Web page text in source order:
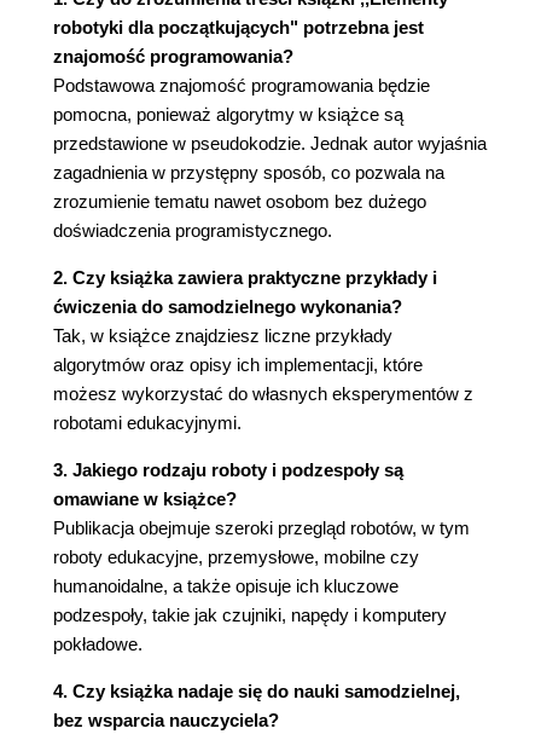
Rozdział 3. Zachowanie reaktywne
3.1. Pojazdy Braitenberga
3.2. Reagowanie na wykrycie obiektu
3.3. Reagowanie i skręcanie
3.4. Podążanie za linią
3.4.1. Podążanie za linią za pomocą dwóch
czujników podłoża
3.4.2. Podążanie za linią za pomocą tylko
jednego czujnika podłoża
3.4.3. Bezgradientowe podążanie za linią
3.5. Prezentacja pojazdów Braitenberga
3.6. Podsumowanie
3.7. Literatura uzupełniająca
Bibliografia
4.1. Maszyny stanowe
4.2. Zachowanie reaktywne sterowane stanem
4.3. Szukaj i podjedź
4.4. Implementacja maszyn stanów skończonych
4.5. Podsumowanie
4.6. Literatura uzupełniająca
Rozdział 5. Ruch robota i odometria
5.1. Droga, prędkość i czas
robotyki dla początkujących" potrzebna jest
znajomość programowania?
Podstawowa znajomość programowania będzie
pomocna, ponieważ algorytmy w książce są
przedstawione w pseudokodzie. Jednak autor wyjaśnia
zagadnienia w przystępny sposób, co pozwala na
zrozumienie tematu nawet osobom bez dużego
doświadczenia programistycznego.
2. Czy książka zawiera praktyczne przykłady i
ćwiczenia do samodzielnego wykonania?
Tak, w książce znajdziesz liczne przykłady
algorytmów oraz opisy ich implementacji, które
możesz wykorzystać do własnych eksperymentów z
robotami edukacyjnymi.
3. Jakiego rodzaju roboty i podzespoły są
omawiane w książce?
Publikacja obejmuje szeroki przegląd robotów, w tym
roboty edukacyjne, przemysłowe, mobilne czy
humanoidalne, a także opisuje ich kluczowe
podzespoły, takie jak czujniki, napędy i komputery
pokładowe.
4. Czy książka nadaje się do nauki samodzielnej,
bez wsparcia nauczyciela?